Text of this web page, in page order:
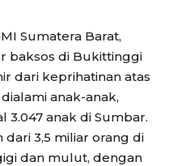
Sumatera Barat,
baksos di Bukittinggi
dari keprihatinan atas
anak-anak,
3.047 anak di Sumbar.
3,5 miliar orang di
dan mulut, dengan